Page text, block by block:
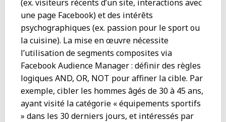
une page Facebook) et des intérêts
psychographiques (ex. passion pour le sport ou
la cuisine). La mise en œuvre nécessite
l’utilisation de segments composites via
Facebook Audience Manager : définir des règles
logiques AND, OR, NOT pour affiner la cible. Par
exemple, cibler les hommes âgés de 30 à 45 ans,
ayant visité la catégorie « équipements sportifs
» dans les 30 derniers jours, et intéressés par